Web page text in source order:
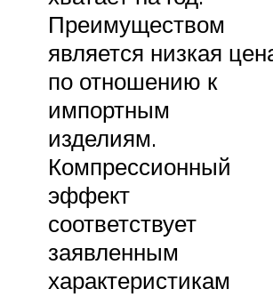
Преимуществом
является низкая
по отношению к
импортным
изделиям.
Компрессионный
эффект
соответствует
заявленным
характеристикам